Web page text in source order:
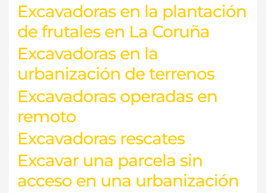
Excavadoras en la plantación
de frutales en La Coruña
Excavadoras en la
urbanización de terrenos
Excavadoras operadas en
remoto
Excavadoras rescates
Excavar una parcela sin
acceso en una urbanización